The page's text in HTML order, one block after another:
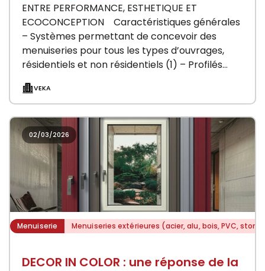
ENTRE PERFORMANCE, ESTHETIQUE ET
ECOCONCEPTION Caractéristiques générales
– Systèmes permettant de concevoir des
menuiseries pour tous les types d’ouvrages,
résidentiels et non résidentiels (1) – Profilés
VEKA
02/03/2026
Menuiserie Menuiseries extérieures (acier, alu, bois, PVC,
DECOR IN COLOR : une réponse de la